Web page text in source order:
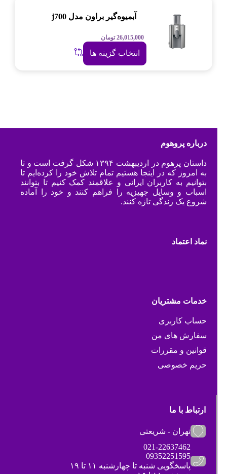
آبمیوه‌گیر براون مدل j700
26,015,000 تومان
انتخاب گزینه ها
درباره پروهوم
داستان پرهوم در اردیبهشت ۱۳۹۴ شکل گرفت است و تا
به امروز که در اینجا هستیم تمام تلاش خود را کرده‌ایم تا
بتوانیم به کاربران ایرانی و علاقمند کمک کنیم تا بتوانند
اسباب و وسایل جهیزیه را فراهم کنند و خود را آماده
شروع یک زندگی تازه کنند.
نماد اعتماد
خدمات مشتریان
حساب کاربری
سفارش های من
قوانین و مقررات
حریم خصوصی
ارتباط با ما
تهران - شریعتی
021-22637462
09352251595
پاسخگویی شنبه تا چهارشنبه ۱۱ تا ۱۹